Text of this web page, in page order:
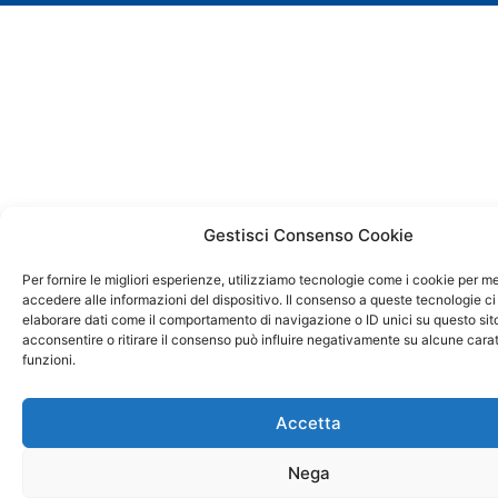
Gestisci Consenso Cookie
Per fornire le migliori esperienze, utilizziamo tecnologie come i cookie per
accedere alle informazioni del dispositivo. Il consenso a queste tecnologie
elaborare dati come il comportamento di navigazione o ID unici su questo
acconsentire o ritirare il consenso può influire negativamente su alcune
funzioni.
Accetta
Nega